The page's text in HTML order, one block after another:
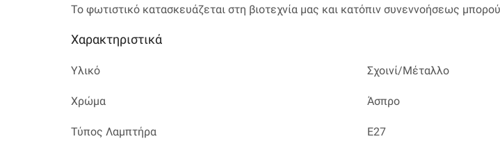
Το φωτιστικό κατασκευάζεται στη βιοτεχνία μας και κατόπιν συνεννοήσεως
Χαρακτηριστικά
Υλικό Σχοινί/Μέταλλο
Χρώμα Άσπρο
Τύπος Λαμπτήρα Ε27